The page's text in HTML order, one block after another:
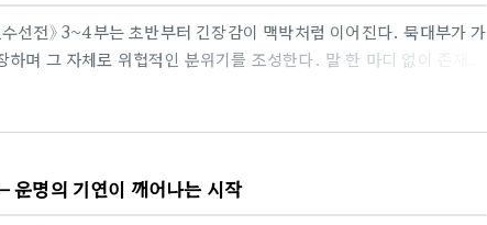
선전》 3~4부는 초반부터 긴장감이 맥박처럼 이어진다. 묵대부가 가
며 그 자체로 위협적인 분위기를 조성한다. 말 한 마디 없이 존재감
실 그는 이미 5성에 달했지만, 일부러 3성에 머무른 척하며 위장을 한
협박하자, 한립은 3개월 안에 4성에 도달하겠다고 약속한다. 그리
성에 올라간다.그 날을 준비하며, 그는 려비우에게서 내력이 없는
담긴 검범을 전수받는다.그리고 본격적인 전투를 앞두고 자신..
화 리뷰 – 운명의 기연이 깨어나는 시작